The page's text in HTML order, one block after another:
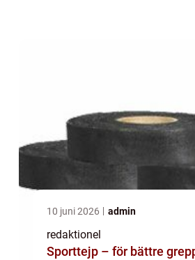
10 juni 2026 admin
redaktionel
Sporttejp – för bättre